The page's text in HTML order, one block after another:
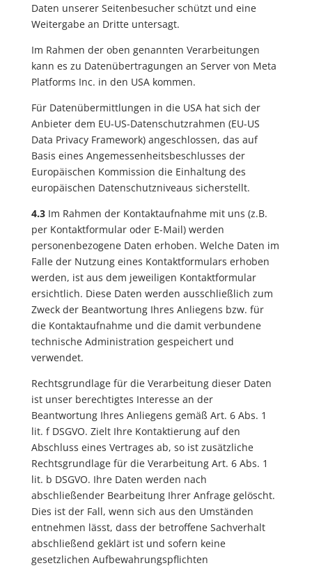
Daten unserer Seitenbesucher schützt und eine
Weitergabe an Dritte untersagt.
Im Rahmen der oben genannten Verarbeitungen
kann es zu Datenübertragungen an Server von Meta
Platforms Inc. in den USA kommen.
Für Datenübermittlungen in die USA hat sich der
Anbieter dem EU-US-Datenschutzrahmen (EU-US
Data Privacy Framework) angeschlossen, das auf
Basis eines Angemessenheitsbeschlusses der
Europäischen Kommission die Einhaltung des
europäischen Datenschutzniveaus sicherstellt.
4.3Im Rahmen der Kontaktaufnahme mit uns (z.B.
per Kontaktformular oder E-Mail) werden
personenbezogene Daten erhoben. Welche Daten im
Falle der Nutzung eines Kontaktformulars erhoben
werden, ist aus dem jeweiligen Kontaktformular
ersichtlich. Diese Daten werden ausschließlich zum
Zweck der Beantwortung Ihres Anliegens bzw. für
die Kontaktaufnahme und die damit verbundene
technische Administration gespeichert und
verwendet.
Rechtsgrundlage für die Verarbeitung dieser Daten
ist unser berechtigtes Interesse an der
Beantwortung Ihres Anliegens gemäß Art. 6 Abs. 1
lit. f DSGVO. Zielt Ihre Kontaktierung auf den
Abschluss eines Vertrages ab, so ist zusätzliche
Rechtsgrundlage für die Verarbeitung Art. 6 Abs. 1
lit. b DSGVO. Ihre Daten werden nach
abschließender Bearbeitung Ihrer Anfrage gelöscht.
Dies ist der Fall, wenn sich aus den Umständen
entnehmen lässt, dass der betroffene Sachverhalt
abschließend geklärt ist und sofern keine
gesetzlichen Aufbewahrungspflichten